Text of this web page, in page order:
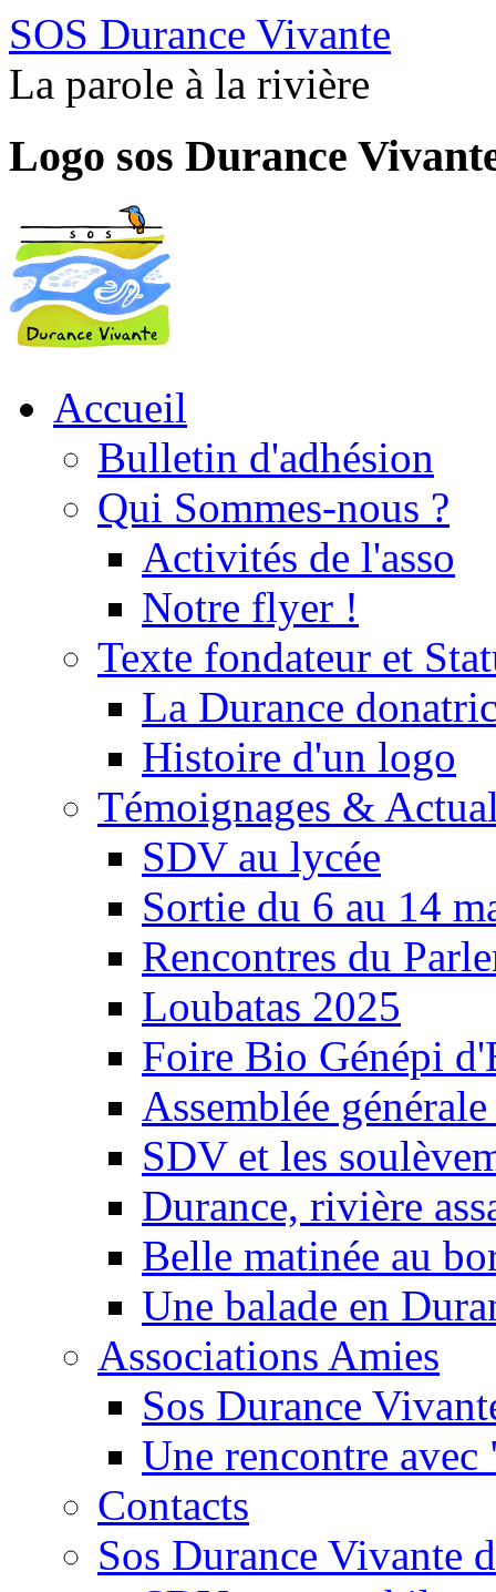
SOS Durance Vivante
La parole à la rivière
Logo sos Durance
Accueil
Bulletin d'adhésion
Qui Sommes-nous ?
Activités de l'asso
Notre flyer !
Texte fondateur et
La Durance
Histoire d'un logo
Témoignages &
SDV au lycée
Sortie du 6 au 14
Rencontres du
Loubatas 2025
Foire Bio Génépi
Assemblée
SDV et les
Durance, rivière
Belle matinée au
Une balade en
Associations Amies
Sos Durance
Une rencontre
Contacts
Sos Durance Vivante